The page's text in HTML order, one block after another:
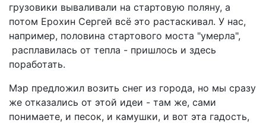
грузовики вываливали на стартовую поляну, а
потом Ерохин Сергей всё это растаскивал. У нас,
например, половина стартового моста "умерла",
расплавилась от тепла - пришлось и здесь
поработать.
Мэр предложил возить снег из города, но мы сразу
же отказались от этой идеи - там же, сами
понимаете, и песок, и камушки, и вот эта гадость,